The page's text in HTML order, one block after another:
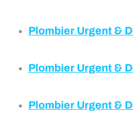
Plombier Urgent &
Plombier Urgent &
Plombier Urgent &